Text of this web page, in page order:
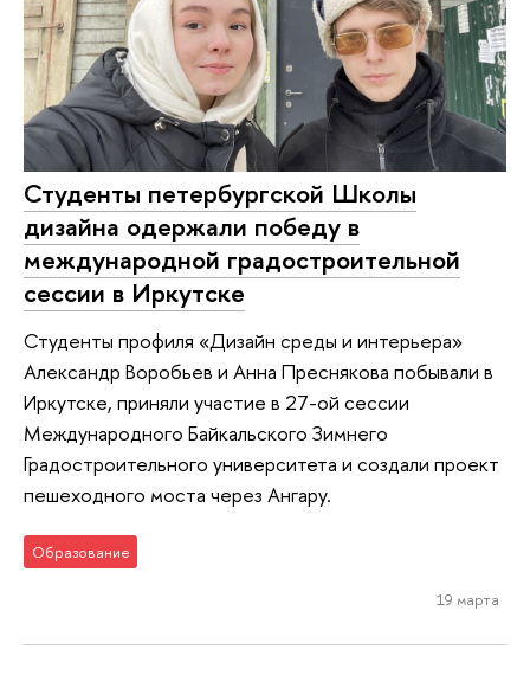
Студенты петербургской Школы
дизайна одержали победу в
международной градостроительной
сессии в Иркутске
Студенты профиля «Дизайн среды и интерьера»
Александр Воробьев и Анна Преснякова побывали в
Иркутске, приняли участие в 27-ой сессии
Международного Байкальского Зимнего
Градостроительного университета и создали проект
пешеходного моста через Ангару.
Образование
19 марта